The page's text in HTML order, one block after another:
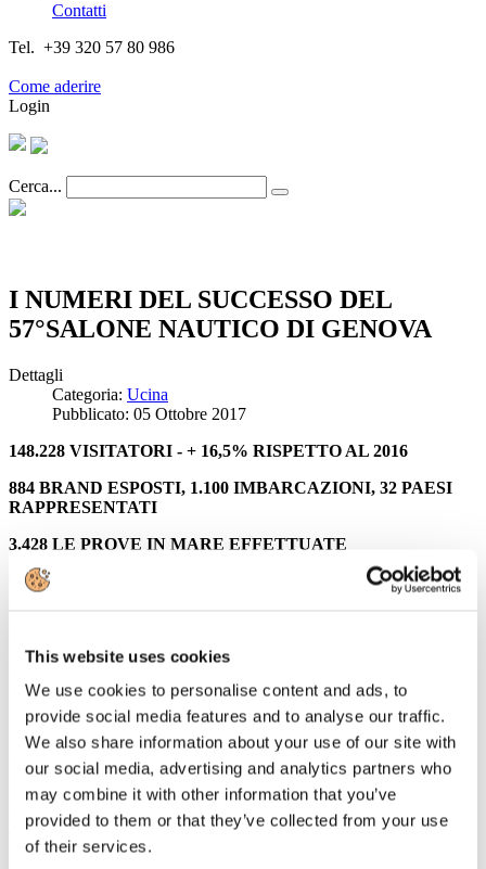
This website uses cookies
We use cookies to personalise content and ads, to
provide social media features and to analyse our traffic.
We also share information about your use of our site with
our social media, advertising and analytics partners who
may combine it with other information that you’ve
provided to them or that they’ve collected from your use
of their services.
Contatti
Tel. +39 320 57 80 986
Come aderire
Login
Cerca...
I NUMERI DEL SUCCESSO DEL
57°SALONE NAUTICO DI GENOVA
Dettagli
Categoria: Ucina
Pubblicato: 05 Ottobre 2017
148.228 VISITATORI - + 16,5% RISPETTO AL 2016
884 BRAND ESPOSTI, 1.100 IMBARCAZIONI, 32 PAESI
RAPPRESENTATI
3.428 LE PROVE IN MARE EFFETTUATE
OLTRE 60 EVENTI IN CITTA’ CON +49,39% DI
SPECCHIO DI UN SETTORE IN RIPRESA. IL VENTO E'
VISITATORI E L’AUMENTO DEI NUOVI ESPOSITORI
ITALIANI ED ESTERI".
A dieci giorni dalla chiusura della57° edizione del Salone Nautico
di Genovagli organizzatori della manifestazione, UCINA
Confindustria Nautica e I Saloni Nautici, fanno il punto su
un’edizione record che ha dato ottimi risultati sia dal punto di vista
dell’affluenza che degli affari.